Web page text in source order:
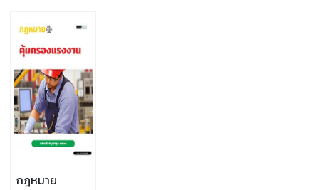
กฎหมาย